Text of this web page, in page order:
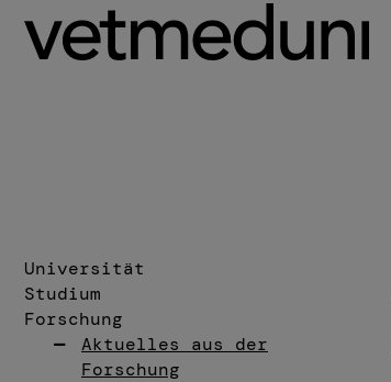
Universität
Studium
Forschung
Aktuelles aus der
Forschung